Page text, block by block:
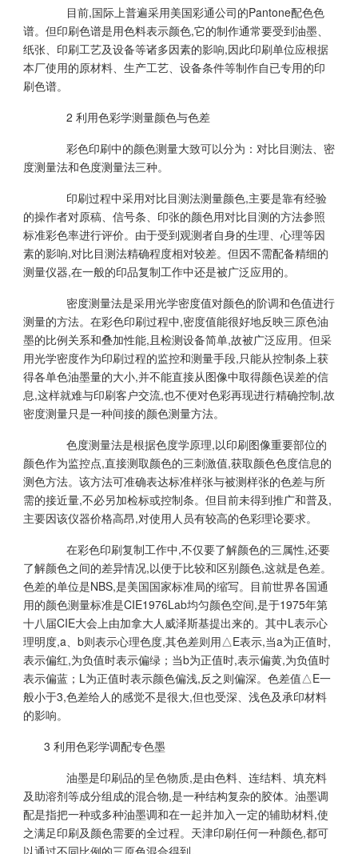
目前,国际上普遍采用美国彩通公司的Pantone配色色
谱。但印刷色谱是用色料表示颜色,它的制作通常要受到油墨、
纸张、印刷工艺及设备等诸多因素的影响,因此印刷单位应根据
本厂使用的原材料、生产工艺、设备条件等制作自已专用的印
刷色谱。
2 利用色彩学测量颜色与色差
彩色印刷中的颜色测量大致可以分为：对比目测法、密
度测量法和色度测量法三种。
印刷过程中采用对比目测法测量颜色,主要是靠有经验
的操作者对原稿、信号条、印张的颜色用对比目测的方法参照
标准彩色率进行评价。由于受到观测者自身的生理、心理等因
素的影响,对比目测法精确程度相对较差。但因不需配备精细的
测量仪器,在一般的印品复制工作中还是被广泛应用的。
密度测量法是采用光学密度值对颜色的阶调和色值进行
测量的方法。在彩色印刷过程中,密度值能很好地反映三原色油
墨的比例关系和叠加性能,且检测设备简单,故被广泛应用。但采
用光学密度作为印刷过程的监控和测量手段,只能从控制条上获
得各单色油墨量的大小,并不能直接从图像中取得颜色误差的信
息,这样就难与印刷客户交流,也不便对色彩再现进行精确控制,故
密度测量只是一种间接的颜色测量方法。
色度测量法是根据色度学原理,以印刷图像重要部位的
颜色作为监控点,直接测取颜色的三刺激值,获取颜色色度信息的
测色方法。该方法可准确表达标准样张与被测样张的色差与所
需的接近量,不必另加检标或控制条。但目前未得到推广和普及,
主要因该仪器价格高昂,对使用人员有较高的色彩理论要求。
在彩色印刷复制工作中,不仅要了解颜色的三属性,还要
了解颜色之间的差异情况,以便于比较和区别颜色,这就是色差。
色差的单位是NBS,是美国国家标准局的缩写。目前世界各国通
用的颜色测量标准是CIE1976Lab均匀颜色空间,是于1975年第
十八届CIE大会上由加拿大人威泽斯基提出来的。其中L表示心
理明度,a、b则表示心理色度,其色差则用△E表示,当a为正值时,
表示偏红,为负值时表示偏绿；当b为正值时,表示偏黄,为负值时
表示偏蓝；L为正值时表示颜色偏浅,反之则偏深。色差值△E一
般小于3,色差给人的感觉不是很大,但也受深、浅色及承印材料
的影响。
3 利用色彩学调配专色墨
油墨是印刷品的呈色物质,是由色料、连结料、填充料
及助溶剂等成分组成的混合物,是一种结构复杂的胶体。油墨调
配是指把一种或多种油墨调和在一起并加入一定的辅助材料,使
之满足印刷及颜色需要的全过程。天津印刷任何一种颜色,都可
以通过不同比例的三原色混合得到。